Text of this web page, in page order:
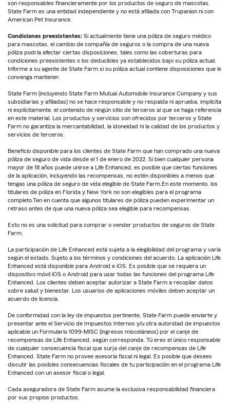
son responsables financieramente por los productos de seguro de mascotas.
State Farm es una entidad independiente y no está afiliada con Trupanion ni con
American Pet Insurance.
Condiciones preexistentes: Si actualmente tiene una póliza de seguro médico
para mascotas, el cambio de compañía de seguros o la compra de una nueva
póliza podría afectar ciertas disposiciones, tales como las coberturas para
condiciones preexistentes o los deducibles ya establecidos bajo su póliza actual.
Informe a su agente de State Farm si su póliza actual contiene disposiciones que le
convenga mantener.
State Farm (incluyendo State Farm Mutual Automobile Insurance Company y sus
subsidiarias y afiliadas) no se hace responsable y no respalda ni aprueba, implícita
ni explícitamente, el contenido de ningún sitio de terceros al que se haga referencia
en este material. Los productos y servicios son ofrecidos por terceros y State
Farm no garantiza la mercantabilidad, la idoneidad ni la calidad de los productos y
servicios de terceros.
Beneficio disponible para los clientes de State Farm que han comprado una nueva
póliza de seguro de vida desde el 1 de enero de 2022. Si bien cualquier persona
mayor de 18 años puede unirse a Life Enhanced, es posible que ciertas funciones
de la aplicación, incluyendo las recompensas, no estén disponibles a menos que
tengas una póliza de seguro de vida elegible de State Farm.En este momento, los
titulares de póliza en Florida y New York no son elegibles para el programa
completo.Ten en cuenta que algunos titulares de póliza pueden experimentar un
retraso antes de que una nueva póliza sea elegible para recompensas.
Esto no es una solicitud para comprar o vender productos de seguros de State
Farm.
La participación de Life Enhanced está sujeta a la elegibilidad del programa y varía
según el estado. Sujeto a los términos y condiciones del acuerdo. La aplicación Life
Enhanced está disponible para Android e iOS. Es posible que se requiera un
dispositivo móvil iOS o Android para usar todas las funciones del programa Life
Enhanced. Los clientes deben aceptar autorizar a State Farm a recopilar datos
sobre salud y bienestar. Los usuarios de aplicaciones móviles deben aceptar un
acuerdo de licencia.
De conformidad con la ley de impuestos pertinente, State Farm puede enviarte y
presentar ante el Servicio de Impuestos Internos y/u otra autoridad de impuestos
aplicable un Formulario 1099-MISC (ingresos misceláneos) por el canje de
recompensas de Life Enhanced, según corresponda. Tú eres el único responsable
de cualquier consecuencia fiscal que surja del canje de recompensas de Life
Enhanced. State Farm no provee asesoría fiscal ni legal. Es posible que desees
discutir las posibles consecuencias fiscales de tu participación en el programa Life
Enhanced con un asesor fiscal o legal.
Cada aseguradora de State Farm asume la exclusiva responsabilidad financiera
por sus propios productos.